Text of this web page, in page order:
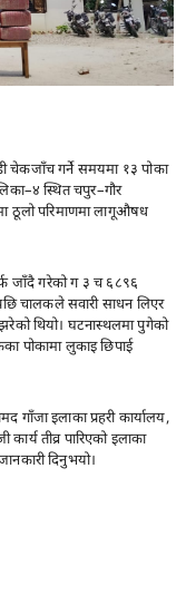
चेकजाँच गर्ने समयमा १३ पोका
स्थित चपुर–गौर
ठूलो परिमाणमा लागूऔषध
जाँदै गरेको ग ३ च ६८९६
चालकले सवारी साधन लिएर
थियो। घटनास्थलमा पुगेको
पोकामा लुकाइ छिपाई
गाँजा इलाका प्रहरी कार्यालय,
तीव्र पारिएको इलाका
दिनुभयो।